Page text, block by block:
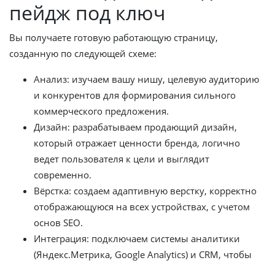
пейдж под ключ
Вы получаете готовую работающую страницу,
созданную по следующей схеме:
Анализ: изучаем вашу нишу, целевую аудиторию
и конкурентов для формирования сильного
коммерческого предложения.
Дизайн: разрабатываем продающий дизайн,
который отражает ценности бренда, логично
ведет пользователя к цели и выглядит
современно.
Вёрстка: создаем адаптивную верстку, корректно
отображающуюся на всех устройствах, с учетом
основ SEO.
Интеграция: подключаем системы аналитики
(Яндекс.Метрика, Google Analytics) и CRM, чтобы